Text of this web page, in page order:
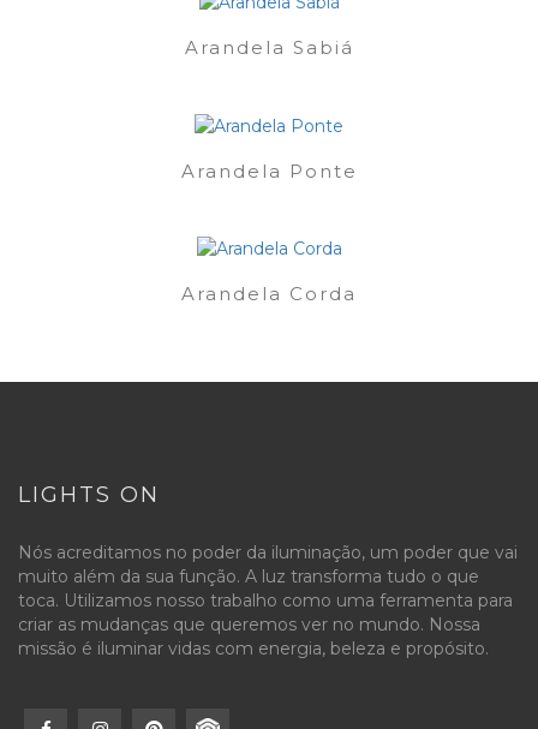
Arandela Sabiá
Arandela Ponte
Arandela Corda
LIGHTS ON
Nós acreditamos no poder da iluminação, um poder que vai
muito além da sua função. A luz transforma tudo o que
toca. Utilizamos nosso trabalho como uma ferramenta para
criar as mudanças que queremos ver no mundo. Nossa
missão é iluminar vidas com energia, beleza e propósito.